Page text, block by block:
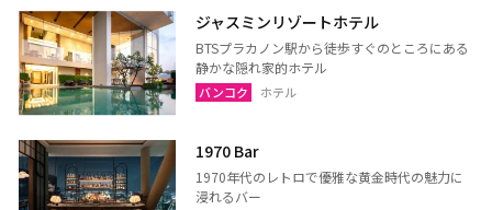
カラシン
ルーイ
サコンナコーン
ナコーンパノム
ノーンカーイ
ノーンブアランプー
ブンカーン
ローイエット
マハーサーラカーム
ブリーラム
ヤソートーン
ジャスミンリゾートホテル
BTSプラカノン駅から徒歩すぐのところにある
静かな隠れ家的ホテル
バンコク ホテル
1970 Bar
1970年代のレトロで優雅な黄金時代の魅力に
浸れるバー